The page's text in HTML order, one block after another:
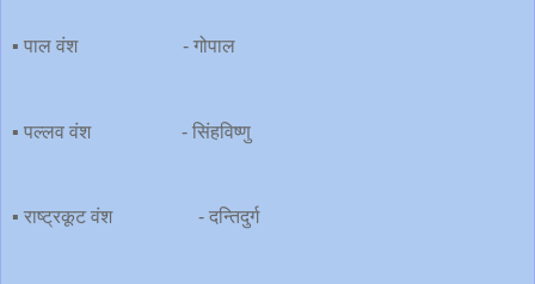
▪️ पाल वंश - गोपाल
▪️ पल्लव वंश - सिंहविष्णु
▪️ राष्ट्रकूट वंश - दन्तिदुर्ग